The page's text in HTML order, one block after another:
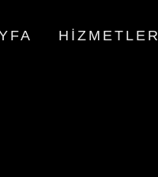
HIZMETLER